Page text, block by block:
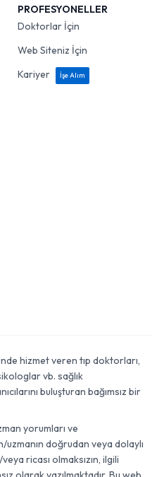
PROFESYONELLER
Doktorlar İçin
Web Siteniz İçin
Kariyer
İşe Alım
hizmet veren tıp doktorları,
vb. sağlık
buluşturan bağımsız bir
yorumları ve
doğrudan veya dolaylı
ricası olmaksızın, ilgili